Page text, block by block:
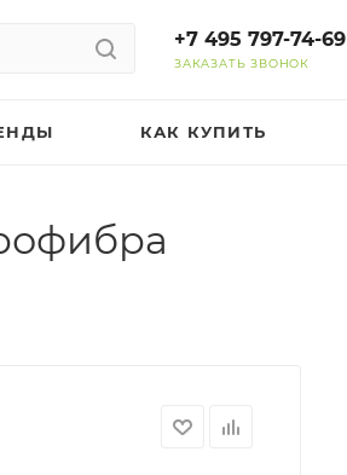
+7 495 797-74-69
ЗАКАЗАТЬ ЗВОНОК
КАК КУПИТЬ